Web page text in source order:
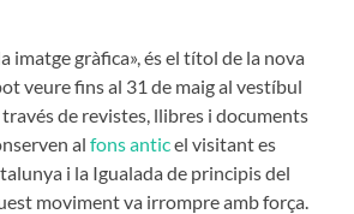
imatge gràfica», és el títol de la nova
veure fins al 31 de maig al vestíbul
de revistes, llibres i documents
alfons anticel visitant es
i la Igualada de principis del
moviment va irrompre amb força.